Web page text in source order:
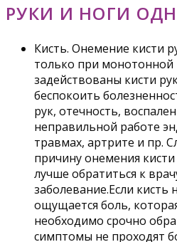
РУКИ И НОГИ
Кисть. Онемение кисти
только при монотонной
задействованы кисти
беспокоить
рук, отечность,
неправильной работе
травмах, артрите и пр.
причину онемения кисти
лучше обратиться к
заболевание.Если кисть
ощущается боль,
необходимо срочно
симптомы не проходят